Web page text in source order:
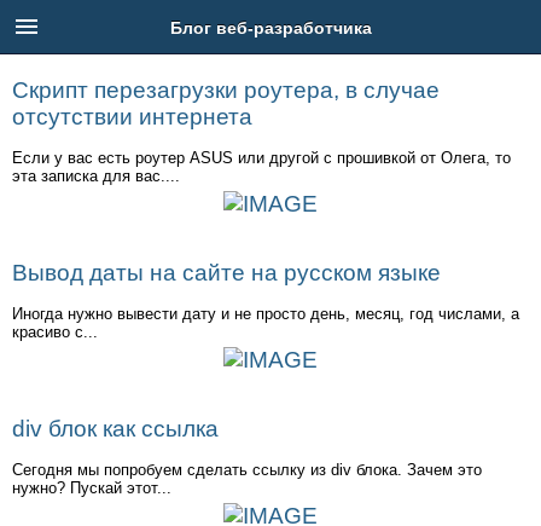
Главная
Услуги
Телефон: +7 (917) 43-73-926
Адрес: Новоженова 90/1 - 419
Email: feedback@goinweb.ru
Блог веб-разработчика
Скрипт перезагрузки роутера, в случае
отсутствии интернета
Если у вас есть роутер ASUS или другой с прошивкой от Олега, то
эта записка для вас....
Вывод даты на сайте на русском языке
Иногда нужно вывести дату и не просто день, месяц, год числами, а
красиво с...
div блок как ссылка
Сегодня мы попробуем сделать ссылку из div блока. Зачем это
нужно? Пускай этот...